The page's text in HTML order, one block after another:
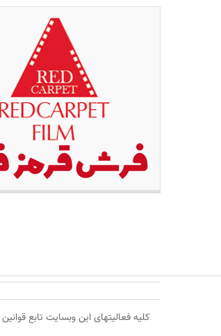
کلیه فعالیتهای این وبسایت تابع